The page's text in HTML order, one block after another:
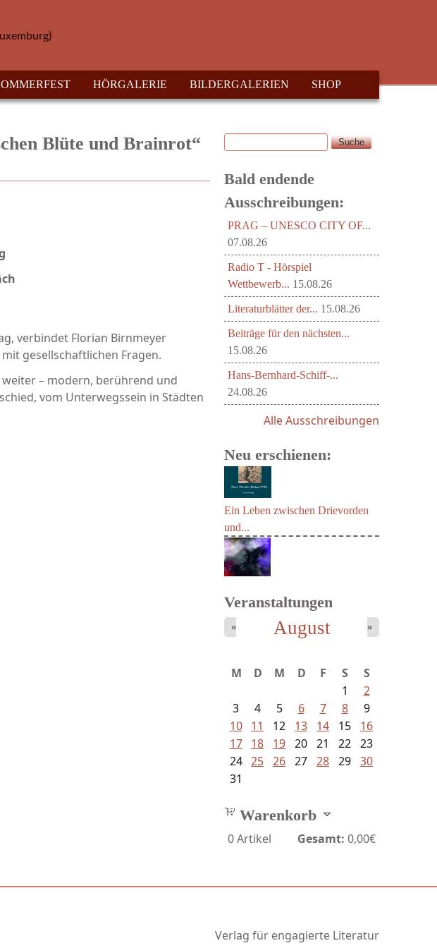
HÖRGALERIE BILDERGALERIEN SHOP
Blüte und Brainrot“
verbindet Florian Birnmeyer
gesellschaftlichen Fragen.
– modern, berührend und
vom Unterwegssein in Städten
Suchformular
Suche
Bald endende
Ausschreibungen:
PRAG – UNESCO CITY OF...
07.08.26
Radio T - Hörspiel
Wettbewerb... 15.08.26
Literaturblätter der... 15.08.26
Beiträge für den nächsten...
15.08.26
Hans-Bernhard-Schiff-...
24.08.26
Alle Ausschreibungen
Neu erschienen:
Ein Leben zwischen Drievorden
und...
Veranstaltungen
August
« »
M D M D F S
S
1
2
3
4 5 6 7 8
9
10
11 12 13 14 15
16
17
18 19 20 21 22 23
24 25 26 27 28 29 30
31
Warenkorb
0Artikel Gesamt: 0,00€
Verlag für engagierte Literatur